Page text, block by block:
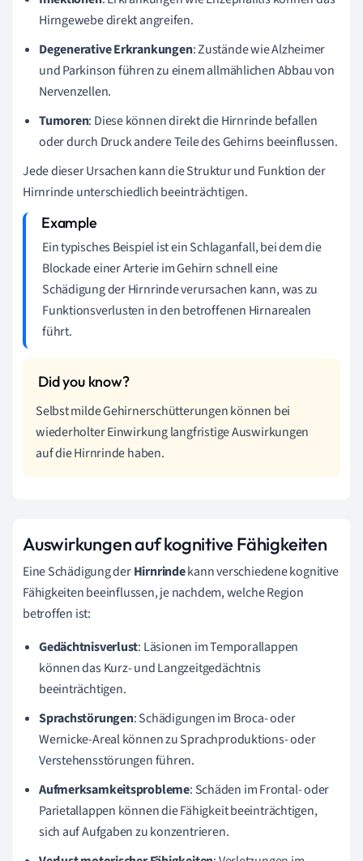
Hirngewebe direkt angreifen.
Degenerative Erkrankungen: Zustände wie Alzheimer
und Parkinson führen zu einem allmählichen Abbau von
Nervenzellen.
Tumoren: Diese können direkt die Hirnrinde befallen
oder durch Druck andere Teile des Gehirns beeinflussen.
Jede dieser Ursachen kann die Struktur und Funktion der
Hirnrinde unterschiedlich beeinträchtigen.
Ein typisches Beispiel ist ein Schlaganfall, bei dem die
Blockade einer Arterie im Gehirn schnell eine
Schädigung der Hirnrinde verursachen kann, was zu
Funktionsverlusten in den betroffenen Hirnarealen
führt.
Selbst milde Gehirnerschütterungen können bei
wiederholter Einwirkung langfristige Auswirkungen
auf die Hirnrinde haben.
Auswirkungen auf kognitive Fähigkeiten
Eine Schädigung derHirnrindekann verschiedene kognitive
Fähigkeiten beeinflussen, je nachdem, welche Region
betroffen ist:
Gedächtnisverlust: Läsionen im Temporallappen
können das Kurz- und Langzeitgedächtnis
beeinträchtigen.
Sprachstörungen: Schädigungen im Broca- oder
Wernicke-Areal können zu Sprachproduktions- oder
Verstehensstörungen führen.
Aufmerksamkeitsprobleme: Schäden im Frontal- oder
Parietallappen können die Fähigkeit beeinträchtigen,
sich auf Aufgaben zu konzentrieren.